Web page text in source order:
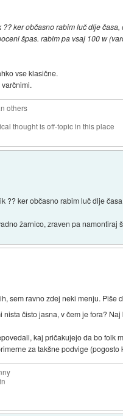
ker občasno rabim luč dlje
špas. rabim pa vsaj 100 w
vse klasične.
others
thought is off-topic in this place
?? ker občasno rabim luč dlje časa,
žarnico, zraven pa
sem ravno zdej neki menju.
nista čisto jasna, v čem je fora?
kaj pričakujejo da bo folk
za takšne podvige